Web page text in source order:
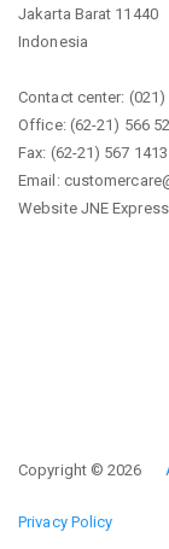
Jakarta Barat 11440
Indonesia
Contact center: (021)
Office: (62-21) 566
Fax: (62-21) 567 1413
Email:
Website JNE
Copyright © 2026
Privacy Policy